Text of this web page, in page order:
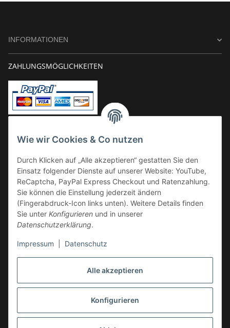
Alle akzeptieren
Konfigurieren
Wie wir Cookies & Co nutzen
Durch Klicken auf „Alle akzeptieren“ gestatten Sie den
Einsatz folgender Dienste auf unserer Website: YouTube,
ReCaptcha, PayPal Express Checkout und Ratenzahlung.
Sie können die Einstellung jederzeit ändern
(Fingerabdruck-Icon links unten). Weitere Details finden
Sie unter Konfigurieren und in unserer
Datenschutzerklärung.
Impressum Datenschutz
INFORMATIONEN
ZAHLUNGSMÖGLICHKEITEN
Kauf auf Rechnung
VERSAND
Vertrag widerrufen